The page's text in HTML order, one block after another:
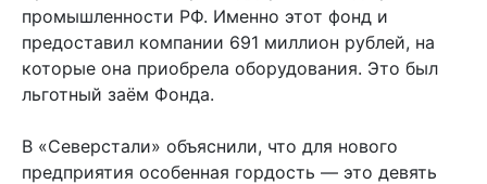
промышленности РФ. Именно этот фонд и
предоставил компании 691 миллион рублей, на
которые она приобрела оборудования. Это был
льготный заём Фонда.
В «Северстали» объяснили, что для нового
предприятия особенная гордость — это девять